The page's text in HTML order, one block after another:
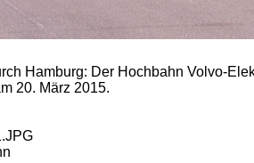
Hamburg: Der Hochbahn Volvo-
20. März 2015.